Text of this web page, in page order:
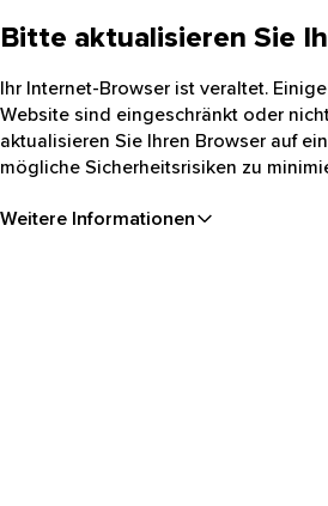
Bitte aktualisieren Sie
Ihr Internet-Browser ist veraltet.
Website sind eingeschränkt oder
aktualisieren Sie Ihren Browser auf
mögliche Sicherheitsrisiken zu
Weitere Informationen